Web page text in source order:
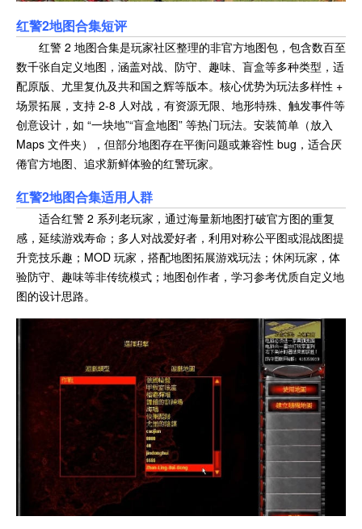
红警2地图合集短评
红警 2 地图合集是玩家社区整理的非官方地图包，包含数百至
数千张自定义地图，涵盖对战、防守、趣味、盲盒等多种类型，适
配原版、尤里复仇及共和国之辉等版本。核心优势为玩法多样性 +
场景拓展，支持 2-8 人对战，有资源无限、地形特殊、触发事件等
创意设计，如 “一块地”“盲盒地图” 等热门玩法。安装简单（放入
Maps 文件夹），但部分地图存在平衡问题或兼容性 bug，适合厌
倦官方地图、追求新鲜体验的红警玩家。
红警2地图合集适用人群
适合红警 2 系列老玩家，通过海量新地图打破官方图的重复
感，延续游戏寿命；多人对战爱好者，利用对称公平图或混战图提
升竞技乐趣；MOD 玩家，搭配地图拓展游戏玩法；休闲玩家，体
验防守、趣味等非传统模式；地图创作者，学习参考优质自定义地
图的设计思路。